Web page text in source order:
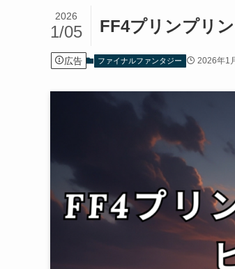
FF4プリンプリ
2026
1/05
広告 ファイナルファンタジー 2026年1